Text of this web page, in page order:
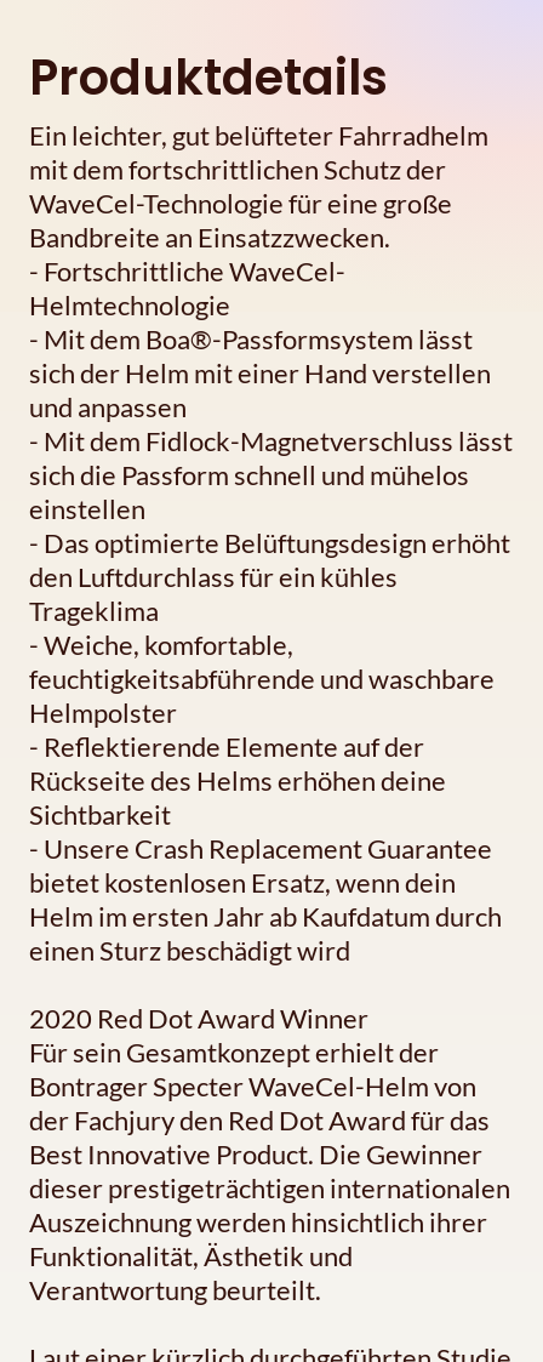
Produktdetails
Ein leichter, gut belüfteter Fahrradhelm
mit dem fortschrittlichen Schutz der
WaveCel-Technologie für eine große
Bandbreite an Einsatzzwecken.
- Fortschrittliche WaveCel-
Helmtechnologie
- Mit dem Boa®-Passformsystem lässt
sich der Helm mit einer Hand verstellen
und anpassen
- Mit dem Fidlock-Magnetverschluss lässt
sich die Passform schnell und mühelos
einstellen
- Das optimierte Belüftungsdesign erhöht
den Luftdurchlass für ein kühles
Trageklima
- Weiche, komfortable,
feuchtigkeitsabführende und waschbare
Helmpolster
- Reflektierende Elemente auf der
Rückseite des Helms erhöhen deine
Sichtbarkeit
- Unsere Crash Replacement Guarantee
bietet kostenlosen Ersatz, wenn dein
Helm im ersten Jahr ab Kaufdatum durch
einen Sturz beschädigt wird
2020 Red Dot Award Winner
Für sein Gesamtkonzept erhielt der
Bontrager Specter WaveCel-Helm von
der Fachjury den Red Dot Award für das
Best Innovative Product. Die Gewinner
dieser prestigeträchtigen internationalen
Auszeichnung werden hinsichtlich ihrer
Funktionalität, Ästhetik und
Verantwortung beurteilt.